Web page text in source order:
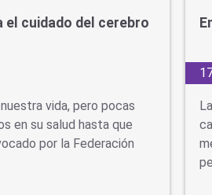
el cuidado del cerebro
vida, pero pocas
en su salud hasta que
por la Federación